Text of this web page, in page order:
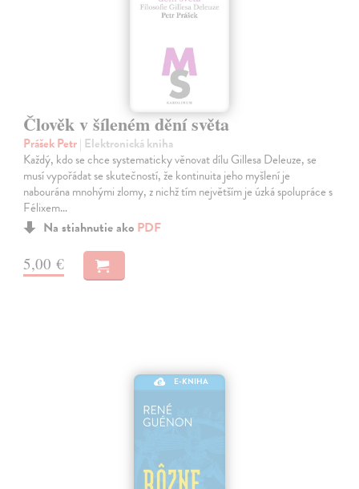
Člověk v šíleném dění světa
Prášek Petr| Elektronická kniha
Každý, kdo se chce systematicky věnovat dílu Gillesa Deleuze, se
musí vypořádat se skutečností, že kontinuita jeho myšlení je
nabourána mnohými zlomy, z nichž tím největším je úzká spolupráce s
Félixem…
Na stiahnutie ako PDF
5,00 €
E-KNIHA